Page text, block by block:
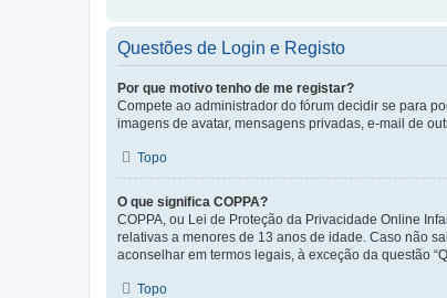
Questões de Login e Registo
Por que motivo tenho de me registar?
Compete ao administrador do fórum decidir se para
imagens de avatar, mensagens privadas, e-mail de
Topo
O que significa COPPA?
COPPA, ou Lei de Proteção da Privacidade Online
relativas a menores de 13 anos de idade. Caso não
aconselhar em termos legais, à exceção da questão
Topo